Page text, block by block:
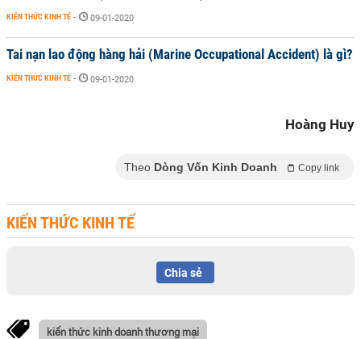
KIẾN THỨC KINH TẾ - 09-01-2020
Tai nạn lao động hàng hải (Marine Occupational Accident) là gì?
KIẾN THỨC KINH TẾ - 09-01-2020
Hoàng Huy
Theo Dòng Vốn Kinh Doanh Copy link
KIẾN THỨC KINH TẾ
Chia sẻ
kiến thức kinh doanh thương mại